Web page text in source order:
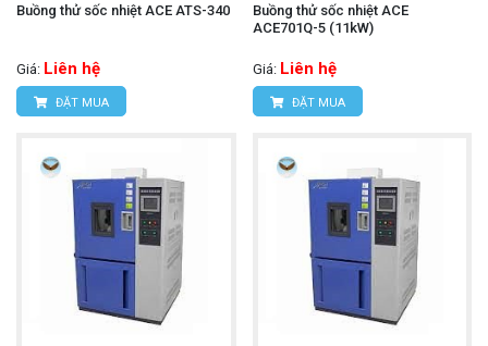
Buồng thử sốc nhiệt ACE ATS-340
Giá: Liên hệ
ĐẶT MUA
Buồng thử sốc nhiệt ACE
ACE701Q-5 (11kW)
Giá: Liên hệ
ĐẶT MUA